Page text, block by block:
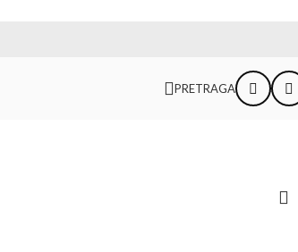
PRETRAGA
Nazad na proizvode